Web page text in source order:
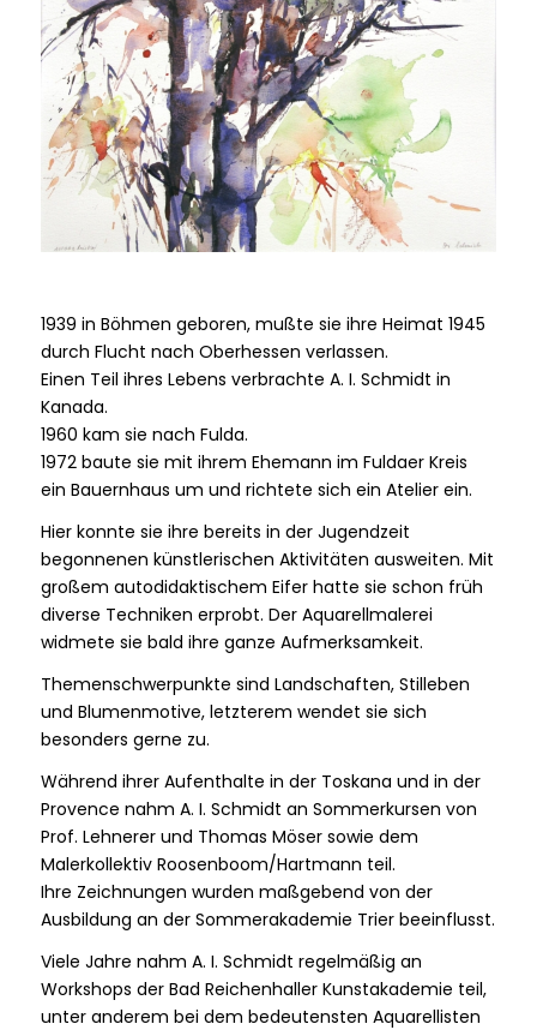
1939 in Böhmen geboren, mußte sie ihre Heimat 1945
durch Flucht nach Oberhessen verlassen.
Einen Teil ihres Lebens verbrachte A. I. Schmidt in
Kanada.
1960 kam sie nach Fulda.
1972 baute sie mit ihrem Ehemann im Fuldaer Kreis
ein Bauernhaus um und richtete sich ein Atelier ein.
Hier konnte sie ihre bereits in der Jugendzeit
begonnenen künstlerischen Aktivitäten ausweiten. Mit
großem autodidaktischem Eifer hatte sie schon früh
diverse Techniken erprobt. Der Aquarellmalerei
widmete sie bald ihre ganze Aufmerksamkeit.
Themenschwerpunkte sind Landschaften, Stilleben
und Blumenmotive, letzterem wendet sie sich
besonders gerne zu.
Während ihrer Aufenthalte in der Toskana und in der
Provence nahm A. I. Schmidt an Sommerkursen von
Prof. Lehnerer und Thomas Möser sowie dem
Malerkollektiv Roosenboom/Hartmann teil.
Ihre Zeichnungen wurden maßgebend von der
Ausbildung an der Sommerakademie Trier beeinflusst.
Viele Jahre nahm A. I. Schmidt regelmäßig an
Workshops der Bad Reichenhaller Kunstakademie teil,
unter anderem bei dem bedeutensten Aquarellisten